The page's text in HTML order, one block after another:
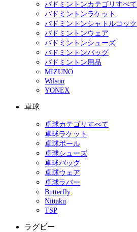
バドミントンカテゴリすべて
バドミントンラケット
バドミントンシャトルコック
バドミントンウェア
バドミントンシューズ
バドミントンバッグ
バドミントン用品
MIZUNO
Wilson
YONEX
卓球
卓球カテゴリすべて
卓球ラケット
卓球ボール
卓球シューズ
卓球バッグ
卓球ウェア
卓球ラバー
Butterfly
Nittaku
TSP
ラグビー